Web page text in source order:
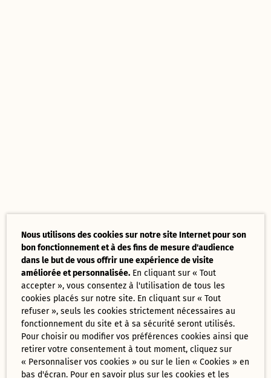
Nous utilisons des cookies sur notre site Internet pour son
bon fonctionnement et à des fins de mesure d'audience
dans le but de vous offrir une expérience de visite
améliorée et personnalisée. En cliquant sur « Tout
accepter », vous consentez à l'utilisation de tous les
cookies placés sur notre site. En cliquant sur « Tout
refuser », seuls les cookies strictement nécessaires au
fonctionnement du site et à sa sécurité seront utilisés.
Pour choisir ou modifier vos préférences cookies ainsi que
retirer votre consentement à tout moment, cliquez sur
« Personnaliser vos cookies » ou sur le lien « Cookies » en
bas d'écran. Pour en savoir plus sur les cookies et les